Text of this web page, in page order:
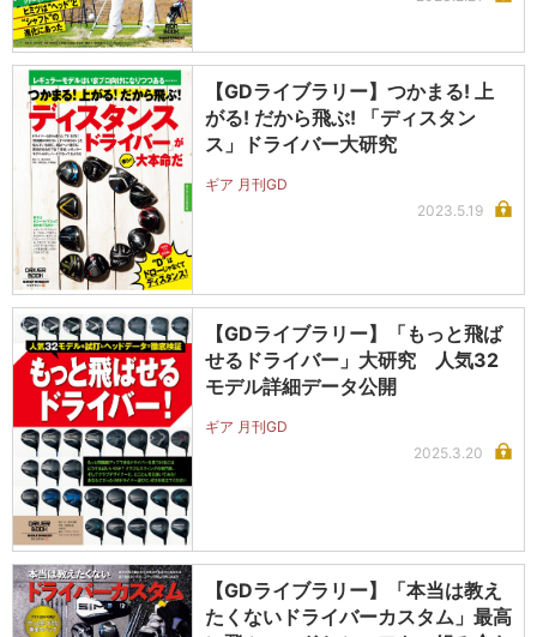
【GDライブラリー】つかまる! 上
がる! だから飛ぶ! 「ディスタン
ス」ドライバー大研究
ギア 月刊GD
2023.5.19
【GDライブラリー】「もっと飛ば
せるドライバー」大研究 人気32
モデル詳細データ公開
ギア 月刊GD
2025.3.20
【GDライブラリー】「本当は教え
たくないドライバーカスタム」最高